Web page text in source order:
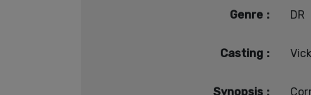
Genre : DR
Casting :
Synopsis :